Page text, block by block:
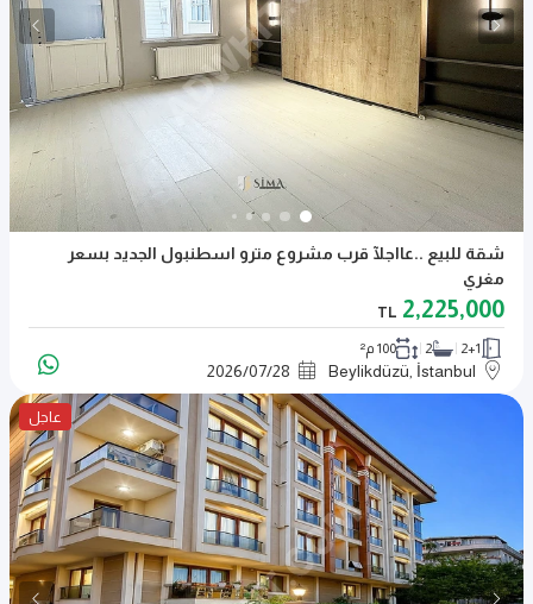
شقة للبيع ..عااجلآ قرب مشروع مترو اسطنبول الجديد بسعر
مغري
2,225,000
TL
2+1
2 100 م²
Beylikdüzü, İstanbul
2026/07/28
عاجل